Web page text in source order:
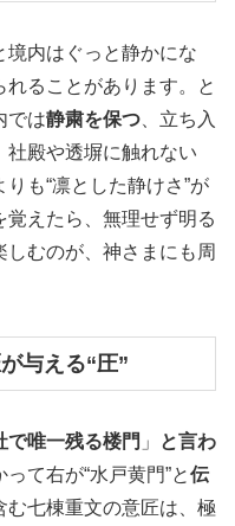
境内はぐっと静かにな
ることがあります。と
では静粛を保つ 、立ち入
社殿や透塀に触れない
も“凛とした静けさ”が
えたら、無理せず明る
むのが、神さまにも周
与える“圧”
で唯一残る楼門 」
と言わ
て右が“水戸黄門”と伝
む七棟重文の意匠は、極